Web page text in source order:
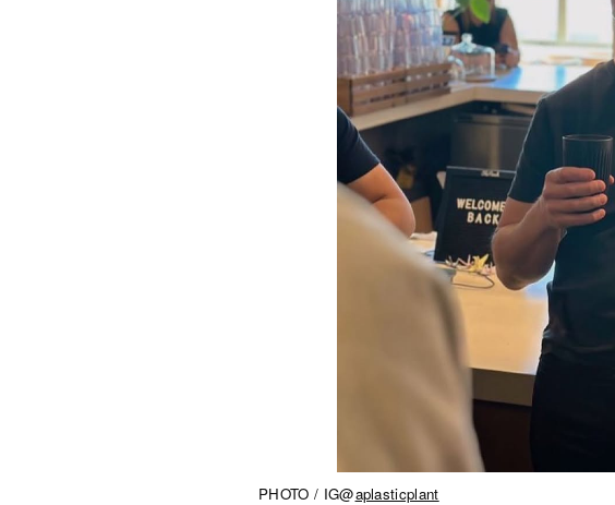
PHOTO / IG@aplasticplant